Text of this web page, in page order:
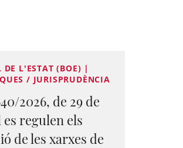
L'ESTAT (BOE) |
/ JURISPRUDÈNCIA
2026, de 29 de
regulen els
de les xarxes de